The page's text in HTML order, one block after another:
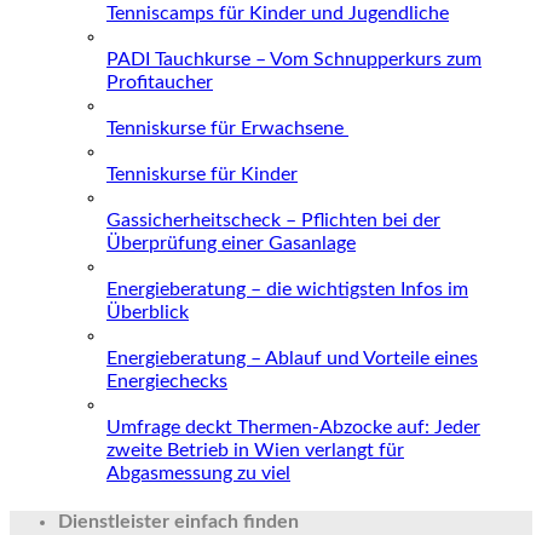
Tenniscamps für Kinder und Jugendliche
PADI Tauchkurse – Vom Schnupperkurs zum
Profitaucher
Tenniskurse für Erwachsene
Tenniskurse für Kinder
Gassicherheitscheck – Pflichten bei der
Überprüfung einer Gasanlage
Energieberatung – die wichtigsten Infos im
Überblick
Energieberatung – Ablauf und Vorteile eines
Energiechecks
Umfrage deckt Thermen-Abzocke auf: Jeder
zweite Betrieb in Wien verlangt für
Abgasmessung zu viel
Dienstleister einfach finden